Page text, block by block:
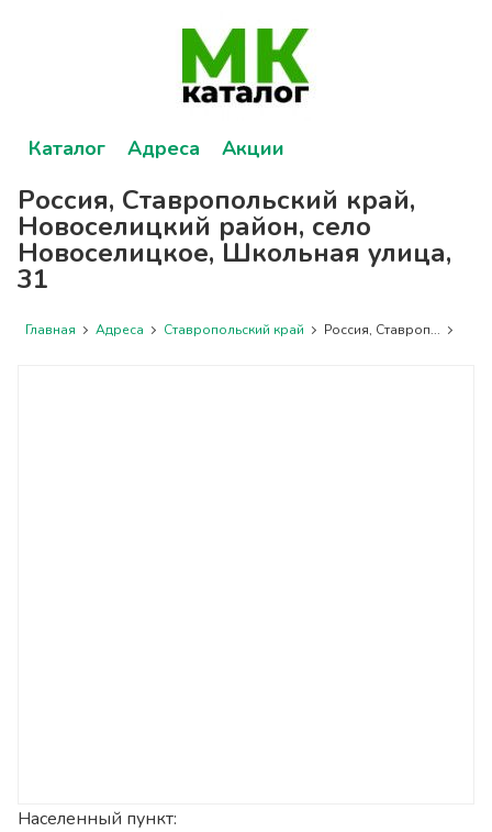
Каталог Адреса Акции
Россия, Ставропольский край,
Новоселицкий район, село
Новоселицкое, Школьная улица,
31
Главная Адреса Ставропольский край Россия, Ставроп...
Населенный пункт: